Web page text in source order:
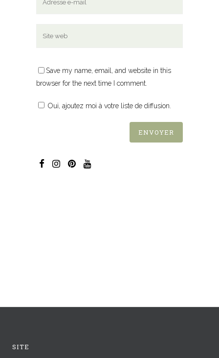
Save my name, email, and website in this
browser for the next time I comment.
Oui, ajoutez moi à votre liste de diffusion.
SITE